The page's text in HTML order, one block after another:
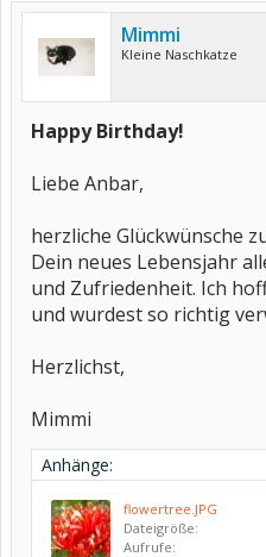
Mimmi
Kleine Naschkatze
Happy Birthday!
Liebe Anbar,
herzliche Glückwünsche
Dein neues Lebensjahr
und Zufriedenheit. Ich
und wurdest so richtig
Herzlichst,
Mimmi
Anhänge:
flowertree.JPG
Dateigröße:
Aufrufe: